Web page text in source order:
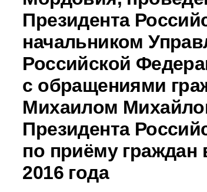
Президента
начальником
Российской
с обращениями
Михаилом
Президента
по приёму граждан
2016 года